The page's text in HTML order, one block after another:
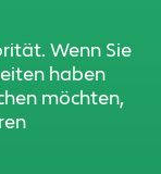
Wenn Sie
haben
möchten,